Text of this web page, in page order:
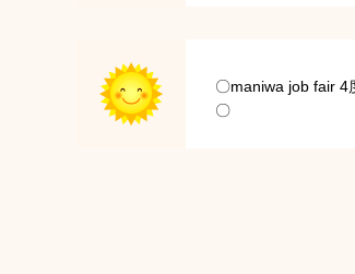
〇maniwa job fair 4
〇